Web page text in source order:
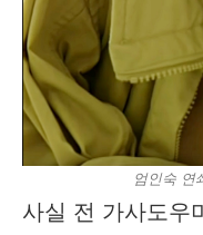
엄인숙 연
사실 전 가사도우